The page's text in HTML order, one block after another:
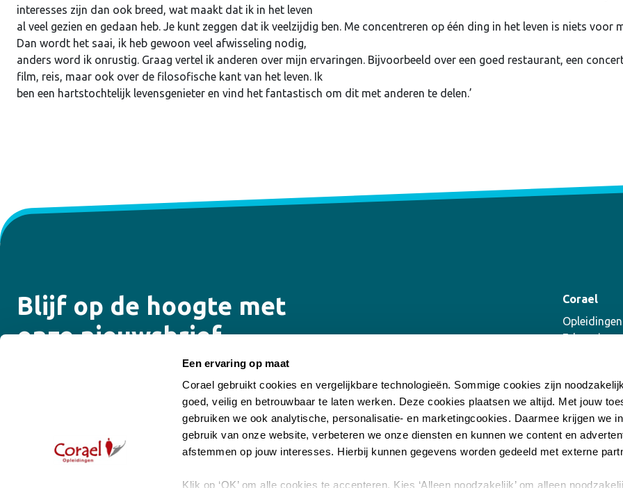
Een ervaring op maat
Corael gebruikt cookies en vergelijkbare technologieën. Sommige cookies zijn
goed, veilig en betrouwbaar te laten werken. Deze cookies plaatsen we altijd. Met jouw
gebruiken we ook analytische, personalisatie- en marketingcookies. Daarmee krijgen we
gebruik van onze website, verbeteren we onze diensten en kunnen we content en
afstemmen op jouw interesses. Hierbij kunnen gegevens worden gedeeld met externe
Klik op ‘OK’ om alle cookies te accepteren. Kies ‘Alleen noodzakelijk’ om alleen
interesses zijn dan ook breed, wat maakt dat ik in het leven
al veel gezien en gedaan heb. Je kunt zeggen dat ik veelzijdig ben. Me concentreren op één ding in het leven is niets voor
Dan wordt het saai, ik heb gewoon veel afwisseling nodig,
anders word ik onrustig. Graag vertel ik anderen over mijn ervaringen. Bijvoorbeeld over een goed restaurant, een
film, reis, maar ook over de filosofische kant van het leven. Ik
ben een hartstochtelijk levensgenieter en vind het fantastisch om dit met anderen te delen.’
Blijf op de hoogte met
onze nieuwsbrief
Ontvang de laatste updates over onze opleidingen,
trainingen, e-learning programma’s, coaching en
Corael
E-learning
Incompany